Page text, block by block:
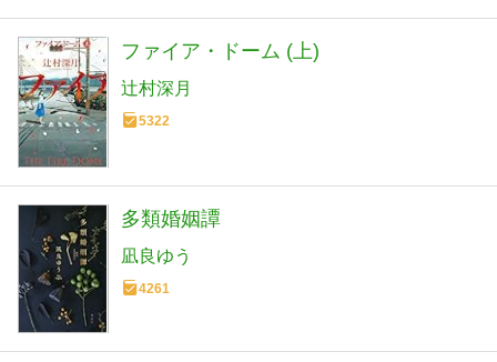
ファイア・ドーム (上)
辻村深月
5322
多類婚姻譚
凪良ゆう
4261